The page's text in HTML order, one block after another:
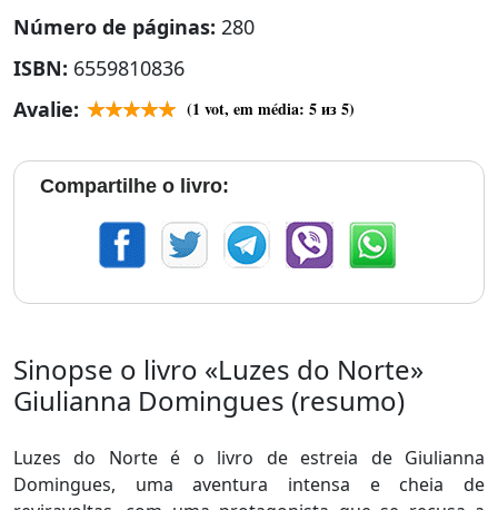
Número de páginas: 280
ISBN: 6559810836
Avalie:
(1 vot, em média: 5из 5)
Compartilhe o livro:
Sinopse o livro «Luzes do Norte»
Giulianna Domingues (resumo)
Luzes do Norte é o livro de estreia de Giulianna
Domingues, uma aventura intensa e cheia de